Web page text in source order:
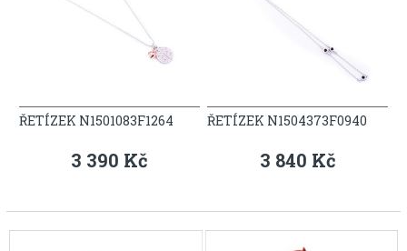
ŘETÍZEK N1501083F1264
3 390 Kč
ŘETÍZEK N1504373F0940
3 840 Kč